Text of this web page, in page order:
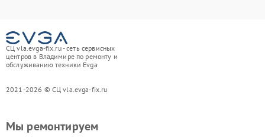
СЦ vla.evga-fix.ru - сеть сервисных
центров в Владимире по ремонту и
обслуживанию техники Evga
2021-2026 © СЦ vla.evga-fix.ru
Мы ремонтируем